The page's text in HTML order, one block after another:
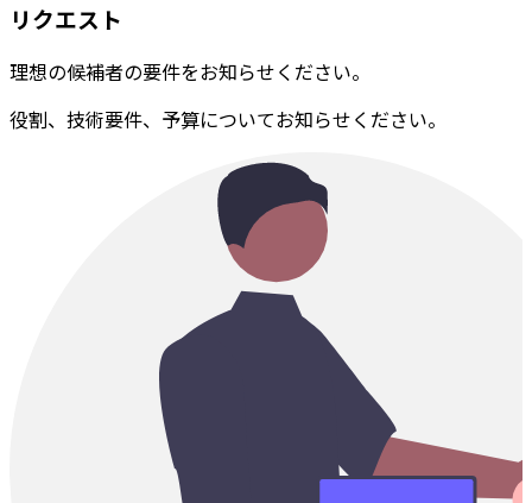
リクエスト
理想の候補者の要件をお知らせください。
役割、技術要件、予算についてお知らせください。